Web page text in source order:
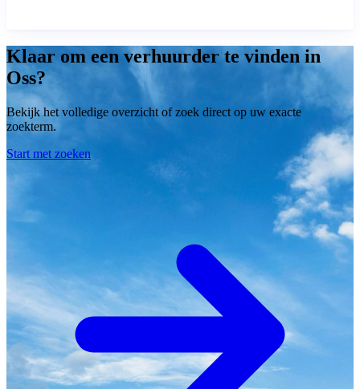
Klaar om een verhuurder te vinden in
Oss?
Bekijk het volledige overzicht of zoek direct op uw exacte
zoekterm.
Start met zoeken